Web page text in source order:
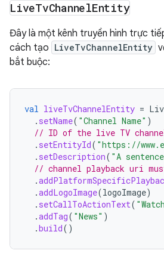
LiveTvChannelEntity
Đây là một kênh truyền hình trực
cách tạo LiveTvChannelEntity
bắt buộc:
val liveTvChannelEntity =
. setName( "Channel Name" )
// ID of the live TV
. setEntityId( "https://
. setDescription( "A
// channel playback uri
.
.addLogoImage(logoImage)
. setCallToActionText(
.addTag( "News" )
.build()